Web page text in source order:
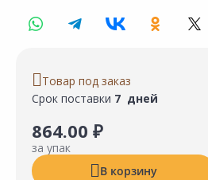
Товар под заказ
Срок поставки 7 дней
864.00 ₽
за упак
В корзину